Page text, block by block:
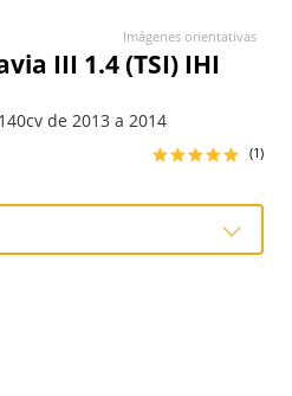
III 1.4 (TSI) IHI
de 2013 a 2014
(1)
Imágenes orientativas